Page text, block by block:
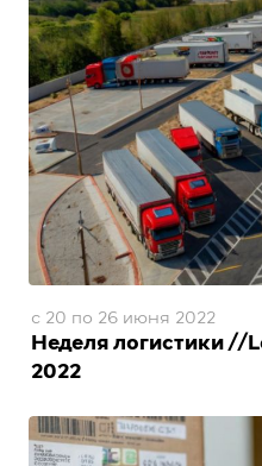
Неделя логистики //
2022
с 20 по 26 июня 2022